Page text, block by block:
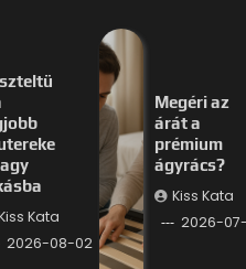
Kata
2026-08-02
Megéri az
árát a
prémium
ágyrács?
Kiss Kata
2026-